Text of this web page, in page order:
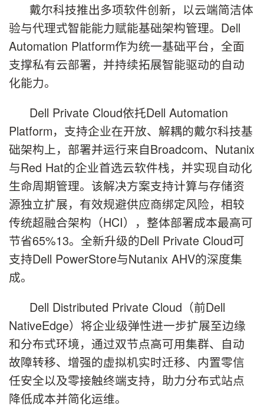
戴尔科技推出多项软件创新，以云端简洁体
验与代理式智能能力赋能基础架构管理。Dell
Automation Platform作为统一基础平台，全面
支撑私有云部署，并持续拓展智能驱动的自动
化能力。
Dell Private Cloud依托Dell Automation
Platform，支持企业在开放、解耦的戴尔科技基
础架构上，部署并运行来自Broadcom、Nutanix
与Red Hat的企业首选云软件栈，并实现自动化
生命周期管理。该解决方案支持计算与存储资
源独立扩展，有效规避供应商绑定风险，相较
传统超融合架构（HCI），整体部署成本最高可
节省65%13。全新升级的Dell Private Cloud可
支持Dell PowerStore与Nutanix AHV的深度集
成。
Dell Distributed Private Cloud（前Dell
NativeEdge）将企业级弹性进一步扩展至边缘
和分布式环境，通过双节点高可用集群、自动
故障转移、增强的虚拟机实时迁移、内置零信
任安全以及零接触终端支持，助力分布式站点
降低成本并简化运维。